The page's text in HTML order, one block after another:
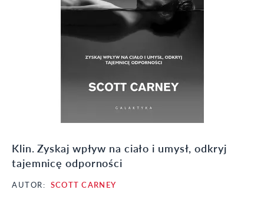
Klin. Zyskaj wpływ na ciało i umysł, odkryj
tajemnicę odporności
AUTOR: SCOTT CARNEY